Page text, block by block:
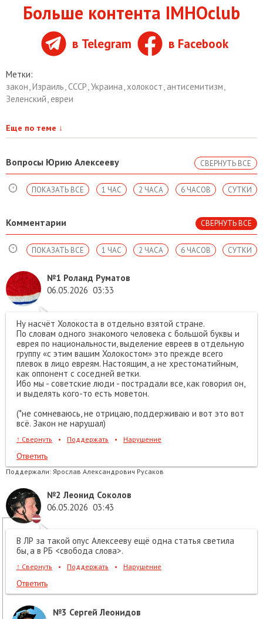
Больше контента IMHOclub
в Telegram в Facebook
Метки:
закон,Израиль,СССР,Украина,холокост, антисемитизм,
Зеленский, евреи
Еще по теме ↓
Вопросы Юрию Алексееву СВЕРНУТЬ ВСЕ
СУТКИ
6 ЧАСОВ
2 ЧАСА
1 ЧАС
ПОКАЗАТЬ ВСЕ
Комментарии СВЕРНУТЬ ВСЕ
СУТКИ
6 ЧАСОВ
2 ЧАСА
1 ЧАС
ПОКАЗАТЬ ВСЕ
№1 Роланд Руматов
06.05.2026 03:33
Ну насчёт Холокоста в отдельно взятой стране.
По словам одного знакомого человека с большой буквы и
еврея по национальности, выделение евреев в отдельную
группу «с этим вашим Холокостом» это прежде всего
плевок в лицо евреям. Настоящим, а не хрестоматийным,
как оппонент с соседней ветки.
Ибо мы - советские люди - пострадали все, как говорил он,
и выделять кого-то есть моветон.
(*не сомневаюсь, не отрицаю, поддерживаю и вот это вот
всё. Закон не нарушал)
↑ Свернуть • Поддержать • Нарушение
Ответить
Поддержали: Ярослав Александрович Русаков
№2 Леонид Соколов
06.05.2026 03:43
В ЛР за такой опус Алексееву ещё одна статья светила
бы, а в РБ <свобода слова>.
↑ Свернуть • Поддержать • Нарушение
Ответить
№3 Сергей Леонидов